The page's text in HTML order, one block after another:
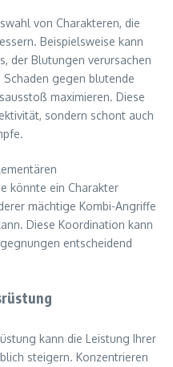
von Charakteren, die
Beispielsweise kann
der Blutungen verursachen
gegen blutende
maximieren. Diese
sondern schont auch
könnte ein Charakter
mächtige Kombi-Angriffe
Diese Koordination kann
entscheidend
kann die Leistung Ihrer
steigern. Konzentrieren